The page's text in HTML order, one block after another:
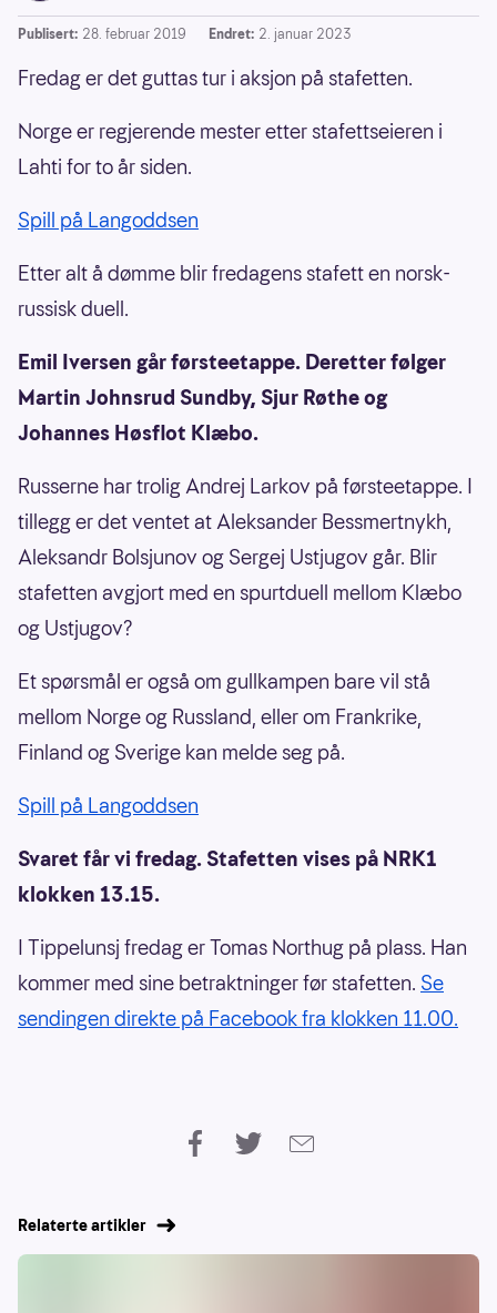
Publisert: 28. februar 2019 Endret: 2. januar 2023
Fredag er det guttas tur i aksjon på stafetten.
Norge er regjerende mester etter stafettseieren i
Lahti for to år siden.
Spill på Langoddsen
Etter alt å dømme blir fredagens stafett en norsk-
russisk duell.
Emil Iversen går førsteetappe. Deretter følger
Martin Johnsrud Sundby, Sjur Røthe og
Johannes Høsflot Klæbo.
Russerne har trolig Andrej Larkov på førsteetappe. I
tillegg er det ventet at Aleksander Bessmertnykh,
Aleksandr Bolsjunov og Sergej Ustjugov går. Blir
stafetten avgjort med en spurtduell mellom Klæbo
og Ustjugov?
Et spørsmål er også om gullkampen bare vil stå
mellom Norge og Russland, eller om Frankrike,
Finland og Sverige kan melde seg på.
Spill på Langoddsen
Svaret får vi fredag. Stafetten vises på NRK1
klokken 13.15.
I Tippelunsj fredag er Tomas Northug på plass. Han
kommer med sine betraktninger før stafetten. Se
sendingen direkte på Facebook fra klokken 11.00.
Relaterte artikler